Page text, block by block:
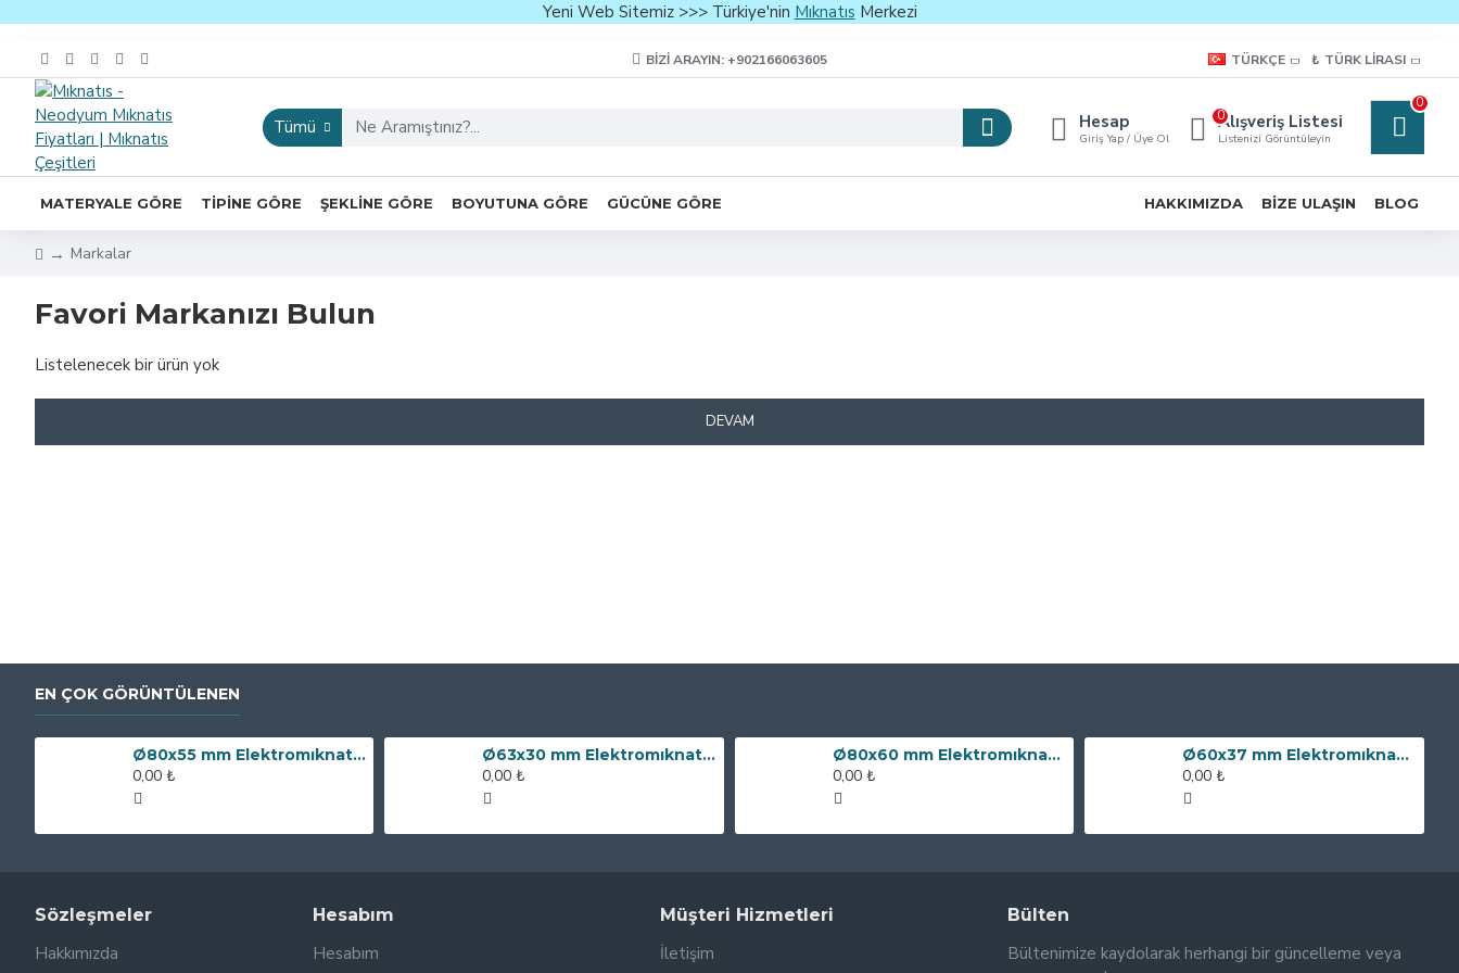
Yeni Web Sitemiz >>> Türkiye'nin Mıknatıs Merkezi
BIZI ARAYIN: +902166063605 TÜRKÇE ₺ TÜRK LIRASI
Tümü Hesap
Giriş Yap / Üye Ol
Alışveriş Listesi
Listenizi Görüntüleyin
0
0
MATERYALE GÖRE TIPINE GÖRE ŞEKLINE GÖRE BOYUTUNA GÖRE GÜCÜNE GÖRE HAKKIMIZDA BIZE ULAŞIN BLOG
Markalar
Favori Markanızı Bulun
Listelenecek bir ürün yok
DEVAM
EN ÇOK GÖRÜNTÜLENEN
Ø80x55 mm Elektromıknatıs - 250 kg Çekim Gücü
0,00 ₺
Ø63x30 mm Elektromıknatıs - 100 kg Çekim Gücü
0,00 ₺
Ø80x60 mm Elektromıknatıs - 240 kg Çekim Gücü
0,00 ₺
Ø60x37 mm Elektromıknatıs - 100 kg Çekim Gücü
0,00 ₺
Sözleşmeler
Hakkımızda
Hesabım
Hesabım
Müşteri Hizmetleri
İletişim
Bülten
Bültenimize kaydolarak herhangi bir güncelleme veya